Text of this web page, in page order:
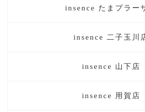
insence たまプラー
insence 二子玉川
insence 山下店
insence 用賀店